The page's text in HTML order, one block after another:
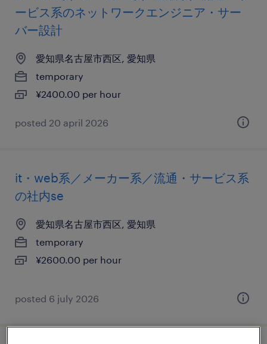
ービス系のネットワークエンジニア・サー
バー設計
愛知県名古屋市西区, 愛知県
temporary
¥2400.00 per hour
posted 20 april 2026
it・web系／メーカー系／流通・サービス系
の社内se
愛知県名古屋市西区, 愛知県
temporary
¥2600.00 per hour
posted 6 july 2026